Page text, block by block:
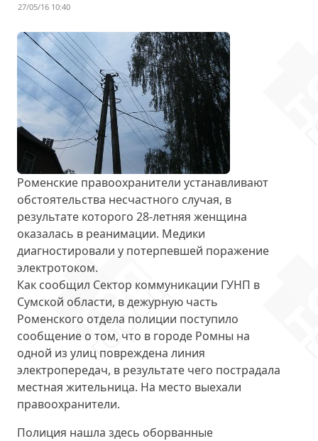
27/05/16 10:40
Роменские правоохранители устанавливают
обстоятельства несчастного случая, в
результате которого 28-летняя женщина
оказалась в реанимации. Медики
диагностировали у потерпевшей поражение
электротоком.
Как сообщил Сектор коммуникации ГУНП в
Сумской области, в дежурную часть
Роменского отдела полиции поступило
сообщение о том, что в городе Ромны на
одной из улиц повреждена линия
электропередач, в результате чего пострадала
местная жительница. На место выехали
правоохранители.
Полиция нашла здесь оборванные